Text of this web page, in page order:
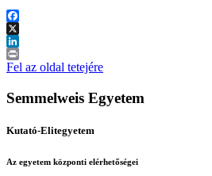
Facebook
X
LinkedIn
Print
Fel az oldal tetejére
Semmelweis Egyetem
Kutató-Elitegyetem
Az egyetem központi elérhetőségei